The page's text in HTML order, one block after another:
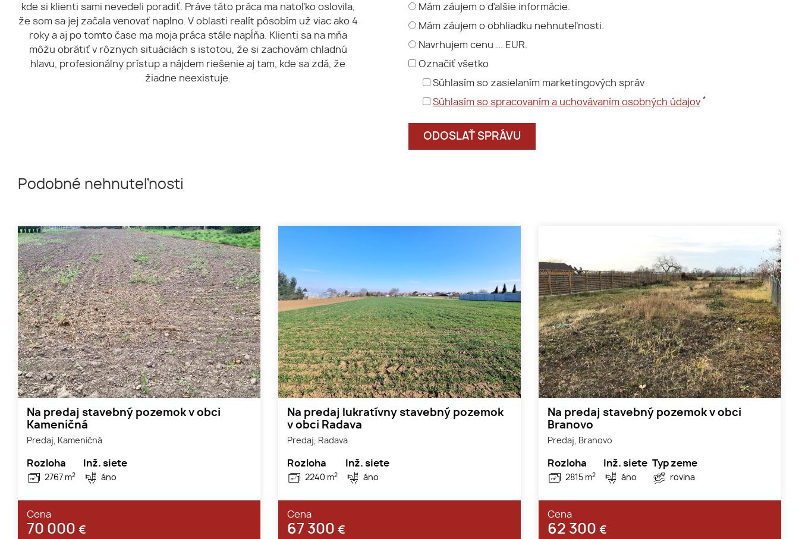
kde si klienti sami nevedeli poradiť. Práve táto práca ma natoľko oslovila,
že som sa jej začala venovať naplno. V oblasti realít pôsobím už viac ako 4
roky a aj po tomto čase ma moja práca stále napĺňa. Klienti sa na mňa
môžu obrátiť v rôznych situáciách s istotou, že si zachovám chladnú
hlavu, profesionálny prístup a nájdem riešenie aj tam, kde sa zdá, že
žiadne neexistuje.
Mám záujem o ďalšie informácie.
Mám záujem o obhliadku nehnuteľnosti.
Navrhujem cenu ... EUR.
Označiť všetko
Súhlasím so zasielaním marketingových správ
Súhlasím so spracovaním a uchovávaním osobných údajov *
Podobné nehnuteľnosti
Na predaj stavebný pozemok v obci
Kameničná
Predaj, Kameničná
Rozloha
2767 m2
Inž. siete
áno
Cena
70 000 €
Na predaj lukratívny stavebný pozemok
v obci Radava
Predaj, Radava
Rozloha
2240 m2
Inž. siete
áno
Cena
67 300 €
Na predaj stavebný pozemok v obci
Branovo
Predaj, Branovo
Rozloha
2815 m2
Inž. siete
áno
Typ zeme
rovina
Cena
62 300 €